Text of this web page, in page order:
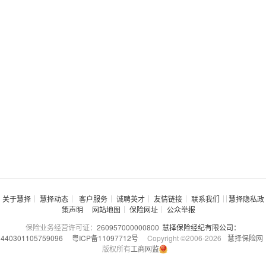
关于慧择 慧择动态 客户服务 诚聘英才 友情链接 联系我们
慧择隐私政
策声明
网站地图 保险网址
公众举报
保险业务经营许可证： 260957000000800 慧择保险经纪有限公司：
440301105759096
粤ICP备11097712号 Copyright ©2006-2026
慧择保险网
版权所有工商网监